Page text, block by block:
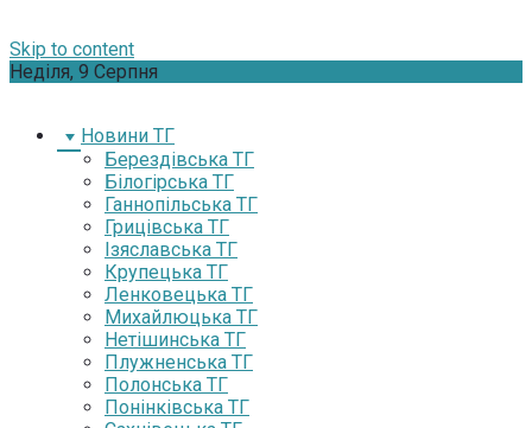
Skip to content
Неділя, 9 Серпня
Новини ТГ
Берездівська ТГ
Білогірська ТГ
Ганнопільська ТГ
Грицівська ТГ
Ізяславська ТГ
Крупецька ТГ
Ленковецька ТГ
Михайлюцька ТГ
Нетішинська ТГ
Плужненська ТГ
Полонська ТГ
Понінківська ТГ